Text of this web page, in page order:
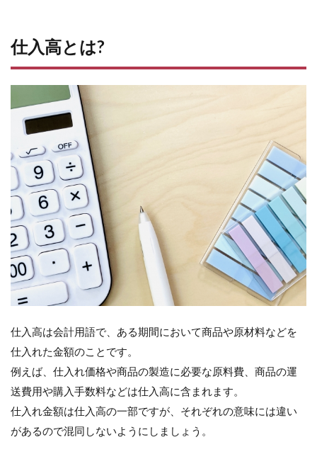
仕入高とは?
仕入高は会計用語で、ある期間において商品や原材料などを
仕入れた金額のことです。
例えば、仕入れ価格や商品の製造に必要な原料費、商品の運
送費用や購入手数料などは仕入高に含まれます。
仕入れ金額は仕入高の一部ですが、それぞれの意味には違い
があるので混同しないようにしましょう。